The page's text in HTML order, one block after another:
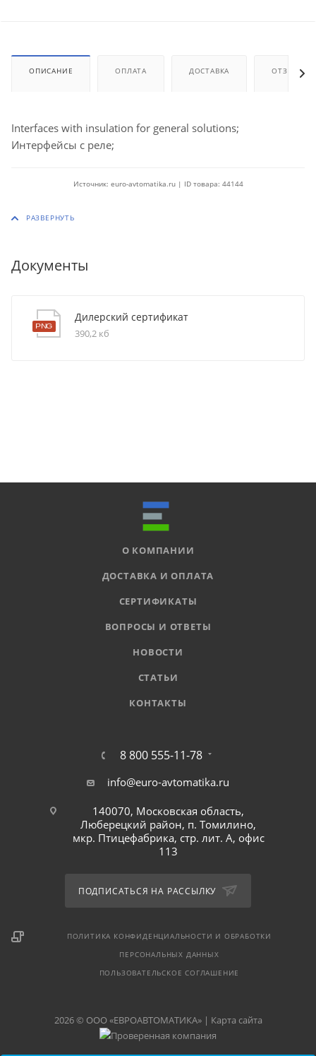
ОПИСАНИЕ ОПЛАТА ДОСТАВКА ОТЗЫВЫ
Interfaces with insulation for general solutions;
Интерфейсы с реле;
Источник: euro-avtomatika.ru | ID товара: 44144
Документы
Дилерский сертификат
390,2 кб
О КОМПАНИИ
ДОСТАВКА И ОПЛАТА
СЕРТИФИКАТЫ
ВОПРОСЫ И ОТВЕТЫ
НОВОСТИ
СТАТЬИ
КОНТАКТЫ
8 800 555-11-78
info@euro-avtomatika.ru
140070, Московская область,
Люберецкий район, п. Томилино,
мкр. Птицефабрика, стр. лит. А, офис
113
ПОДПИСАТЬСЯ НА РАССЫЛКУ
ПОЛИТИКА КОНФИДЕНЦИАЛЬНОСТИ И ОБРАБОТКИ
ПЕРСОНАЛЬНЫХ ДАННЫХ
ПОЛЬЗОВАТЕЛЬСКОЕ СОГЛАШЕНИЕ
2026 © ООО «ЕВРОАВТОМАТИКА» | Карта сайта